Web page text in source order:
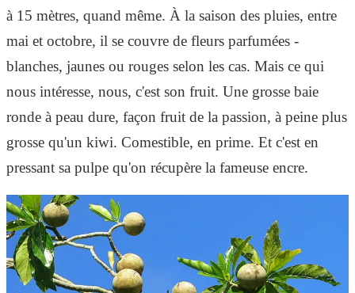
à 15 mètres, quand même. À la saison des pluies, entre
mai et octobre, il se couvre de fleurs parfumées -
blanches, jaunes ou rouges selon les cas. Mais ce qui
nous intéresse, nous, c'est son fruit. Une grosse baie
ronde à peau dure, façon fruit de la passion, à peine plus
grosse qu'un kiwi. Comestible, en prime. Et c'est en
pressant sa pulpe qu'on récupère la fameuse encre.